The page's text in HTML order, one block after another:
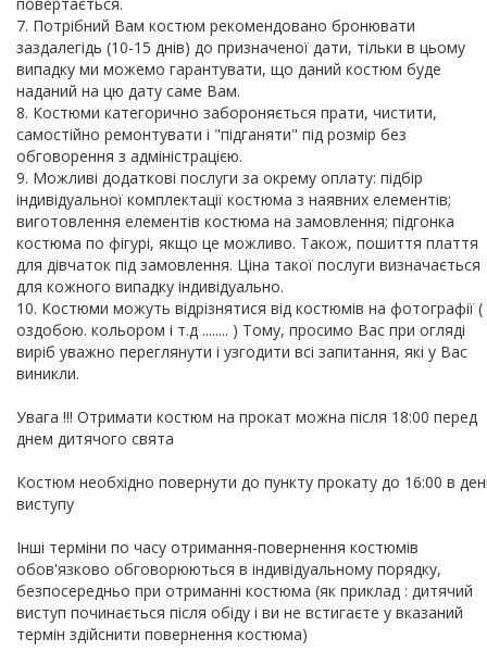
7. Потрібний Вам костюм рекомендовано бронювати
заздалегідь (10-15 днів) до призначеної дати, тільки в цьому
випадку ми можемо гарантувати, що даний костюм буде
наданий на цю дату саме Вам.
8. Костюми категорично забороняється прати, чистити,
самостійно ремонтувати і "підганяти" під розмір без
обговорення з адміністрацією.
9. Можливі додаткові послуги за окрему оплату: підбір
індивідуальної комплектації костюма з наявних елементів;
виготовлення елементів костюма на замовлення; підгонка
костюма по фігурі, якщо це можливо. Також, пошиття плаття
для дівчаток під замовлення. Ціна такої послуги визначається
для кожного випадку індивідуально.
10. Костюми можуть відрізнятися від костюмів на фотографії (
оздобою. кольором і т.д ........ ) Тому, просимо Вас при огляді
виріб уважно переглянути і узгодити всі запитання, які у Вас
виникли.
Увага !!! Отримати костюм на прокат можна після 18:00 перед
днем дитячого свята
Костюм необхідно повернути до пункту прокату до 16:00 в
виступу
Інші терміни по часу отримання-повернення костюмів
обов'язково обговорюються в індивідуальному порядку,
безпосередньо при отриманні костюма (як приклад : дитячий
виступ починається після обіду і ви не встигаєте у вказаний
термін здійснити повернення костюма)